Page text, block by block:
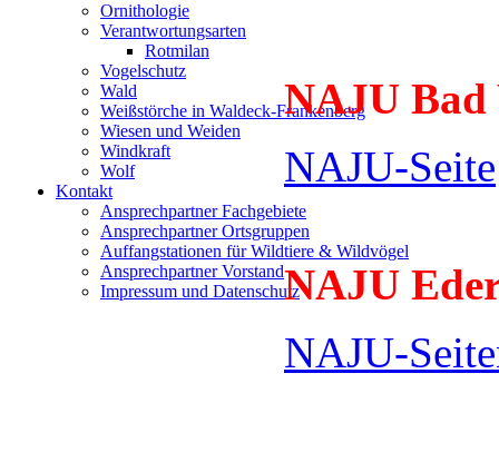
Ornithologie
Verantwortungsarten
Rotmilan
Vogelschutz
Wald
Weißstörche in Waldeck-Frankenberg
Wiesen und Weiden
Windkraft
Wolf
Kontakt
Ansprechpartner Fachgebiete
Ansprechpartner Ortsgruppen
Auffangstationen für Wildtiere & Wildvögel
Ansprechpartner Vorstand
Impressum und Datenschutz
NAJU
NAJU-Seite
NAJU
NAJU-